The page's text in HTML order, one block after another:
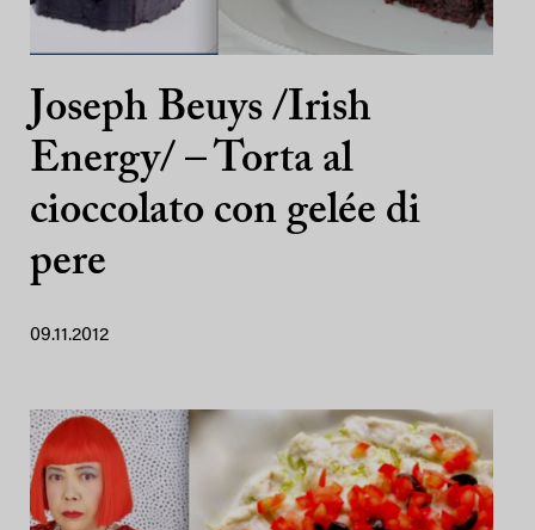
Joseph Beuys /Irish
Energy/ – Torta al
cioccolato con gelée di
pere
09.11.2012